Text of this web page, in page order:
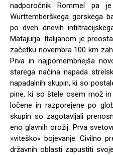
nadporočnik Rommel pa
Württemberškega gorskega
po dveh dnevih
Matajurja. Italijanom je
začetku novem­bra 100 km
Prva in najpomembnejša
starega načina napada
napa­dalnih skupin, ki so
pine, ki so štele osem mož
ločene in razporejene po
skupin so zagotavljali
eno glavnih orožij. Prva
»viteško« bojevanje. Ci­vilno
državnih oblasti zapustiti